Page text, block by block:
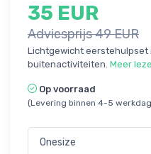
35 EUR
Adviesprijs 49 EUR
Lichtgewicht
buitenactiviteiten. Meer
Op voorraad
(Levering binnen 4-5